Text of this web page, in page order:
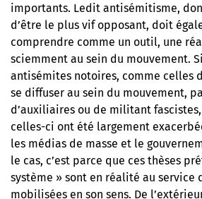
importants. Ledit antisémitisme,
d’être le plus vif opposant, doit
comprendre comme un outil, une
sciemment au sein du mouvement.
antisémites notoires, comme celles
se diffuser au sein du mouvement,
d’auxiliaires ou de militant fascistes,
celles-ci ont été largement
les médias de masse et le
le cas, c’est parce que ces thèses
système » sont en réalité au service
mobilisées en son sens. De